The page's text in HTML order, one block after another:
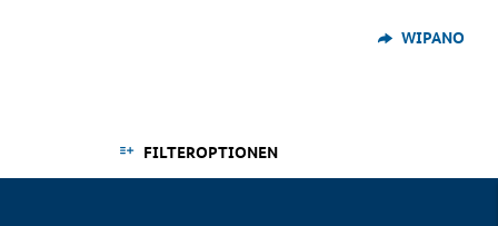
WIPANO
FILTEROPTIONEN